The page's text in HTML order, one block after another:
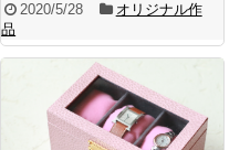
2020/5/28
オリジナル作
品